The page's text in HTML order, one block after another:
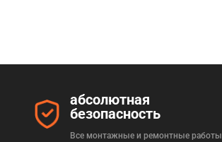
абсолютная
безопасность
Все монтажные и ремонтные работы